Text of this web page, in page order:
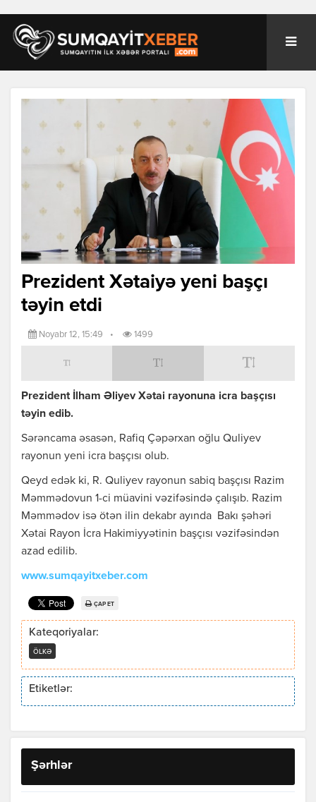
Prezident Xətaiyə yeni başçı
təyin etdi
Noyabr 12, 15:49 • 1499
Prezident İlham Əliyev Xətai rayonuna icra başçısı
təyin edib.
Sərəncama əsasən, Rafiq Çəpərxan oğlu Quliyev
rayonun yeni icra başçısı olub.
Qeyd edək ki, R. Quliyev rayonun sabiq başçısı Razim
Məmmədovun 1-ci müavini vəzifəsində çalışıb. Razim
Məmmədov isə ötən ilin dekabr ayında Bakı şəhəri
Xətai Rayon İcra Hakimiyyətinin başçısı vəzifəsindən
azad edilib.
www.sumqayitxeber.com
ÇAP ET
Kateqoriyalar:
ÖLKƏ
Etiketlər:
Şərhlər